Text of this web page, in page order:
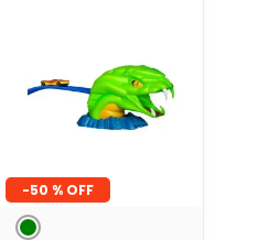
-50 %